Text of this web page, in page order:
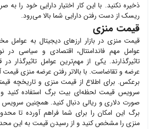
ذخیره نکنید. با این کار اختیار دارایی خود را به
ریسک از دست رفتن دارایی شما بالا می‌رود.
قیمت منزی
قیمتمنزی در بازار ارزهای دیجیتال به عوامل
عوامل مهم فاندامنتال، اقتصادی و سیاسی در
تاثیرگذارند. یکی از مهم‌ترین عوامل تاثیرگذار
عرضه و تقاضاست. با بالاتر رفتن عرضهمنزیقیمت
برعکس. برای اطلاع از قیمتمنزی و تاریخچه
سرویس قیمت لحظه‌ای بیت برگ استفاده کنید
صورت دلاری و ریالی دنبال کنید. همچنین
برگ این امکان را برای شما فراهم آورده تا
منزی را مشخص کنید و از رسیدن قیمت به این